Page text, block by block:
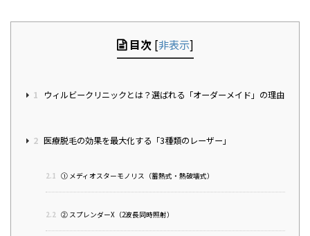
目次 [非表示]
1 ウィルビークリニックとは？選ばれる「オーダーメイド」の理由
2 医療脱毛の効果を最大化する「3種類のレーザー」
2.1 ① メディオスターモノリス（蓄熱式・熱破壊式）
2.2 ② スプレンダーX（2波長同時照射）